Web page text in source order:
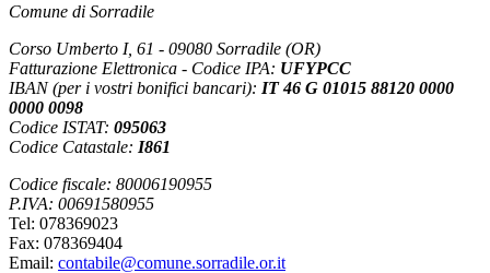
Comune di Sorradile
Corso Umberto I, 61 - 09080 Sorradile (OR)
Fatturazione Elettronica - Codice IPA: UFYPCC
IBAN (per i vostri bonifici bancari): IT 46 G 01015 88120 0000
0000 0098
Codice ISTAT: 095063
Codice Catastale: I861
Codice fiscale: 80006190955
P.IVA: 00691580955
Tel: 078369023
Fax: 078369404
Email: contabile@comune.sorradile.or.it